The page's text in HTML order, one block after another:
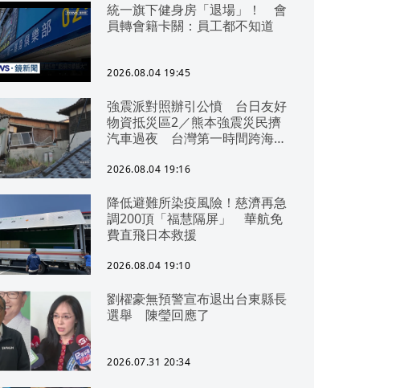
統一旗下健身房「退場」！ 會
員轉會籍卡關：員工都不知道
2026.08.04 19:45
強震派對照辦引公憤 台日友好
物資抵災區2／熊本強震災民擠
汽車過夜 台灣第一時間跨海急
2026.08.04 19:16
降低避難所染疫風險！慈濟再急
調200頂「福慧隔屏」 華航免
費直飛日本救援
2026.08.04 19:10
劉櫂豪無預警宣布退出台東縣長
選舉 陳瑩回應了
2026.07.31 20:34